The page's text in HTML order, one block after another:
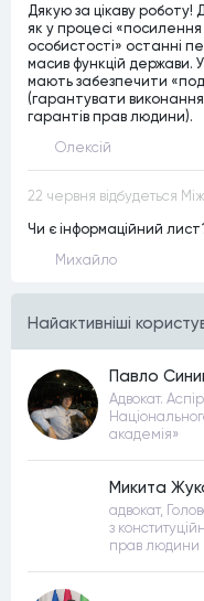
Дякую за цікаву роботу!
як у процесі
особистості» останні
масив функцій держави.
мають забезпечити
(гарантувати виконання
гарантів прав людини).
Олексій
Чи є інформаційний
Михайло
Найактивнiшi
Павло
Адвокат.
академія»
Микита
адвокат,
з
прав людини